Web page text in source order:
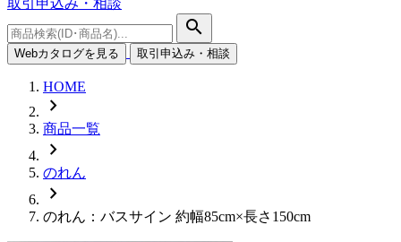
取引申込み・相談
search
Webカタログを見る 取引申込み・相談
HOME
chevron_right
商品一覧
chevron_right
のれん
chevron_right
のれん：バスサイン 約幅85cm×長さ150cm